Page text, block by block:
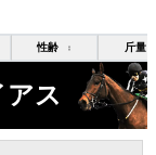
性齢 ↕ 斤量
ス